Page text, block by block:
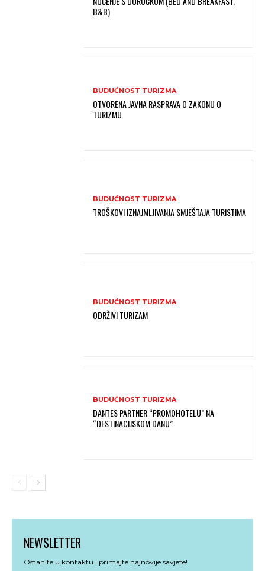
B&B)
BUDUĆNOST TURIZMA
OTVORENA JAVNA RASPRAVA O ZAKONU O
TURIZMU
BUDUĆNOST TURIZMA
TROŠKOVI IZNAJMLJIVANJA SMJEŠTAJA TURISTIMA
BUDUĆNOST TURIZMA
ODRŽIVI TURIZAM
BUDUĆNOST TURIZMA
DANTES PARTNER “PROMOHOTELU” NA
“DESTINACIJSKOM DANU”
NEWSLETTER
Ostanite u kontaktu i primajte najnovije savjete!